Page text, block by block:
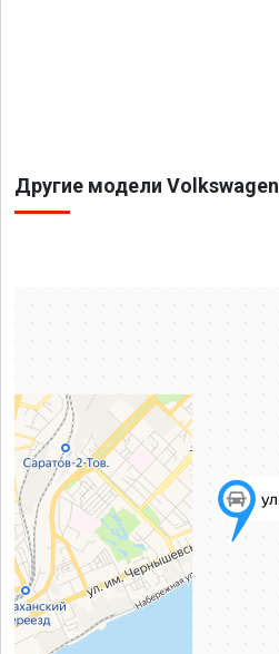
Другие модели Volkswagen